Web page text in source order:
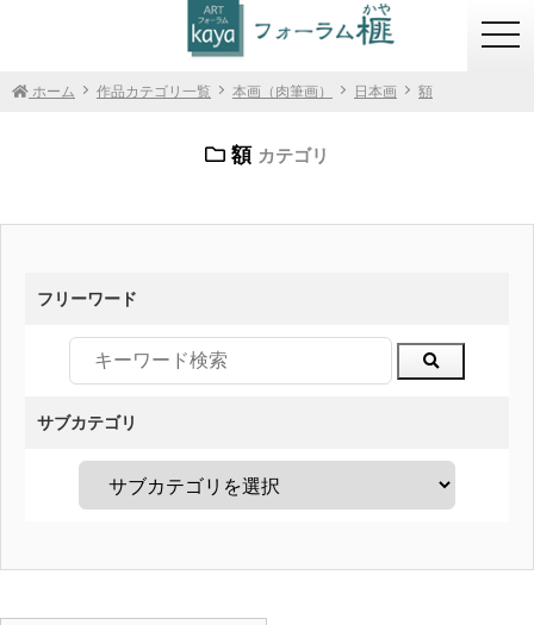
ホーム 作品カテゴリ一覧 本画（肉筆画） 日本画 額
額 カテゴリ
フリーワード
サブカテゴリ